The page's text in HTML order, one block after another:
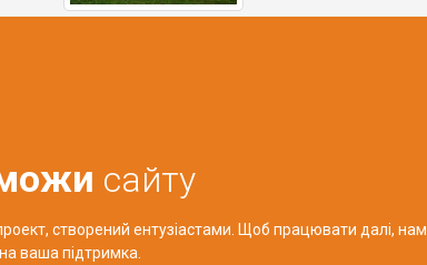
сайту
створений ентузіастами. Щоб працювати далі, нам
ваша підтримка.